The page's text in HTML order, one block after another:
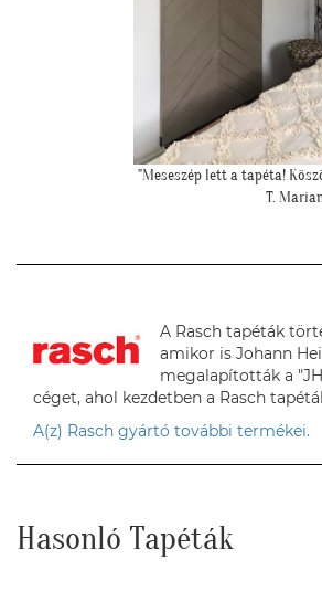
""Elkészült a szoba, nagyon
E. Réka
A Rasch tapéták
amikor is Johann
megalapították a
céget, ahol kezdetben a Rasch
A(z) Rasch gyártó további termékei.
Hasonló Tapéták